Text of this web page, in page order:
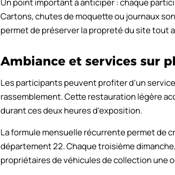
Cartons, chutes de moquette ou journaux
permet de préserver la propreté du site tout
Ambiance et services sur
Les participants peuvent profiter d’un
rassemblement. Cette restauration légère
durant ces deux heures d’exposition.
La formule mensuelle récurrente permet de
département 22. Chaque troisième
propriétaires de véhicules de collection une